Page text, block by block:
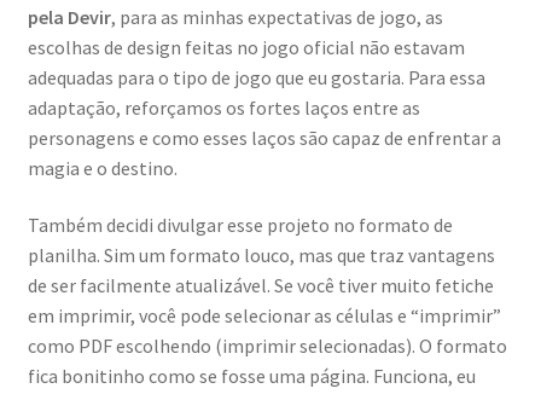
pela Devir, para as minhas expectativas de jogo, as
escolhas de design feitas no jogo oficial não estavam
adequadas para o tipo de jogo que eu gostaria. Para essa
adaptação, reforçamos os fortes laços entre as
personagens e como esses laços são capaz de enfrentar a
magia e o destino.
Também decidi divulgar esse projeto no formato de
planilha. Sim um formato louco, mas que traz vantagens
de ser facilmente atualizável. Se você tiver muito fetiche
em imprimir, você pode selecionar as células e “imprimir”
como PDF escolhendo (imprimir selecionadas). O formato
fica bonitinho como se fosse uma página. Funciona, eu